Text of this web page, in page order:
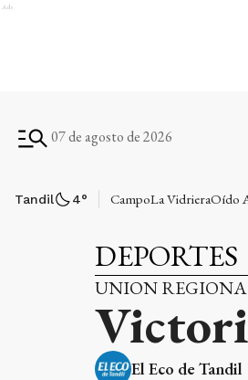
Ads
07 de agosto de 2026
Tandil 4° CampoLa VidrieraOído
DEPORTES
UNION
El Eco de Tandil